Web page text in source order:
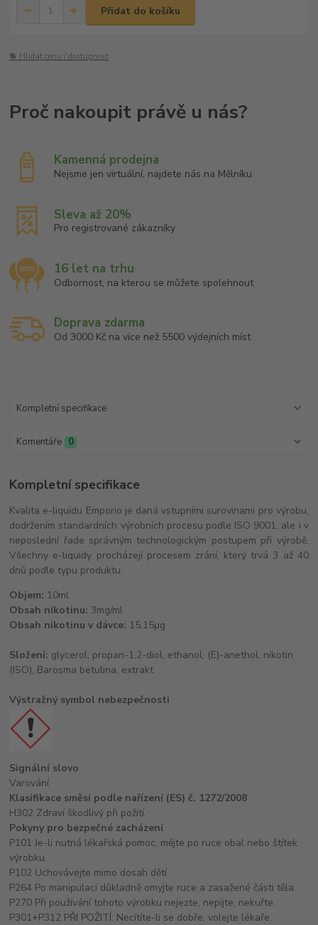
Přidat do košíku
🐕 Hlídat cenu / dostupnost
Kamenná prodejna
Nejsme jen virtuální, najdete nás na Mělníku
Sleva až 20%
Pro registrované zákazníky
16 let na trhu
Odbornost, na kterou se můžete spolehnout
Doprava zdarma
Od 3000 Kč na více než 5500 výdejních míst
Kompletní specifikace
Komentáře 0
Kompletní specifikace
Kvalita e-liquidu Emporio je daná vstupními surovinami pro výrobu,
dodržením standardních výrobních procesu podle ISO 9001, ale i v
neposlední řade správným technologickým postupem při výrobě.
Všechny e-liquidy procházejí procesem zrání, který trvá 3 až 40
dnů podle typu produktu.
Objem: 10ml
Obsah nikotinu: 3mg/ml
Obsah nikotinu v dávce: 15,15μg
Složení: glycerol, propan-1,2-diol, ethanol, (E)-anethol, nikotin
(ISO), Barosma betulina, extrakt
Výstražný symbol nebezpečnosti
Signální slovo
Varování
Klasifikace směsi podle nařízení (ES) č. 1272/2008
H302 Zdraví škodlivý při požití.
Pokyny pro bezpečné zacházení
P101 Je-li nutná lékařská pomoc, mějte po ruce obal nebo štítek
výrobku.
P102 Uchovávejte mimo dosah dětí.
P264 Po manipulaci důkladně omyjte ruce a zasažené části těla.
P270 Při používání tohoto výrobku nejezte, nepijte, nekuřte.
P301+P312 PŘI POŽITÍ: Necítíte-li se dobře, volejte lékaře.